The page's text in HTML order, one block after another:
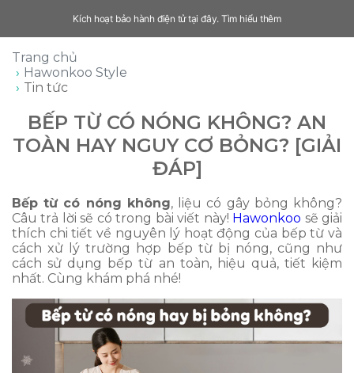
Kích hoạt bảo hành điện tử tại đây. Tìm hiểu thêm
Trang chủ
Hawonkoo Style
Tin tức
BẾP TỪ CÓ NÓNG KHÔNG? AN
TOÀN HAY NGUY CƠ BỎNG? [GIẢI
ĐÁP]
Bếp từ có nóng không, liệu có gây bỏng không?
Câu trả lời sẽ có trong bài viết này! Hawonkoo sẽ giải
thích chi tiết về nguyên lý hoạt động của bếp từ và
cách xử lý trường hợp bếp từ bị nóng, cũng như
cách sử dụng bếp từ an toàn, hiệu quả, tiết kiệm
nhất. Cùng khám phá nhé!